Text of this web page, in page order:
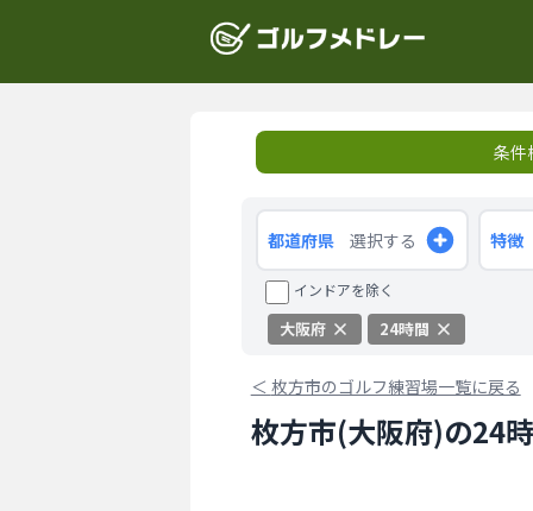
条件
都道府県 選択する 特徴
インドアを除く
大阪府 24時間
＜ 枚方市のゴルフ練習場一覧に戻る
枚方市(大阪府)の24